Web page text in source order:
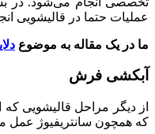
عملیات حتما در قالیشویی
ما در یک مقاله به موضوع
آبکشی فرش
از دیگر مراحل قالیشویی
که همچون سانتریفیوژ عمل